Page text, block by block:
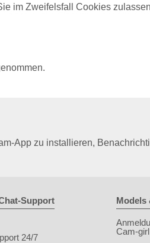
im Zweifelsfall Cookies
App zu installieren,
Support
24/7
Models
Cam-